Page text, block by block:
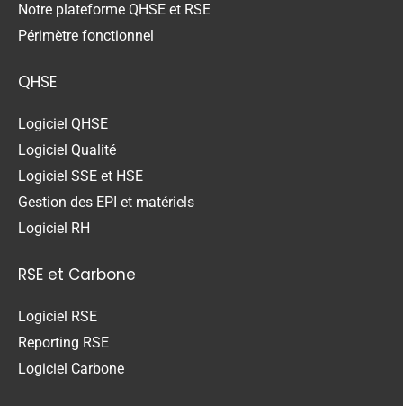
Notre plateforme QHSE et RSE
Périmètre fonctionnel
QHSE
Logiciel QHSE
Logiciel Qualité
Logiciel SSE et HSE
Gestion des EPI et matériels
Logiciel RH
RSE et Carbone
Logiciel RSE
Reporting RSE
Logiciel Carbone